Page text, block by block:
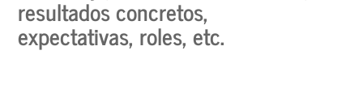
resultados concretos,
expectativas, roles, etc.